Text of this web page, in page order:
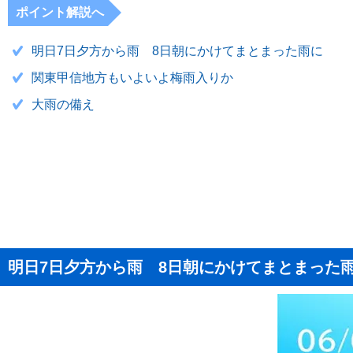
ポイント解説へ
明日7日夕方から雨 8日朝にかけてまとまった雨に
関東甲信地方もいよいよ梅雨入りか
大雨の備え
明日7日夕方から雨 8日朝にかけてまとまった